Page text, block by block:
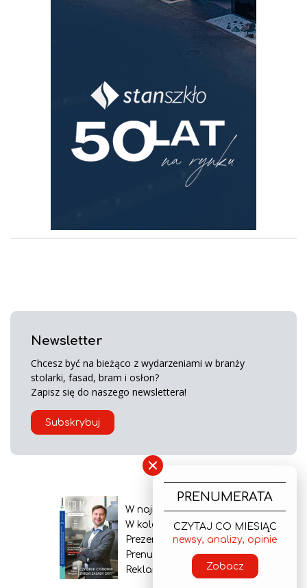
Newsletter
Chcesz być na bieżąco z wydarzeniami w branży
stolarki, fasad, bram i osłon?
Zapisz się do naszego newslettera!
Subskrybuj
W najnowszym wydaniu
W kolejnym numerze
Prezentacja gazety
Prenumerata
Reklama
×
PRENUMERATA
CZYTAJ CO MIESIĄC
newsy, analizy, opinie
Zobacz